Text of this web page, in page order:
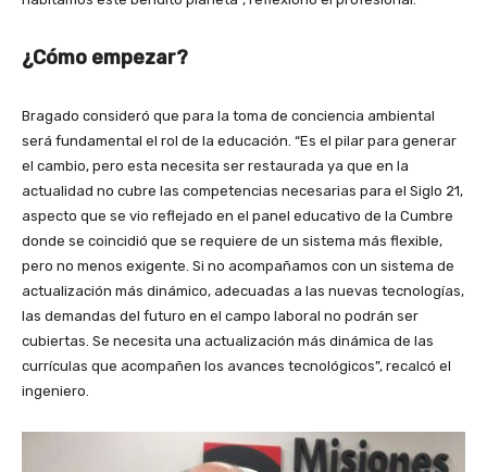
¿Cómo empezar?
Bragado consideró que para la toma de conciencia ambiental
será fundamental el rol de la educación. “Es el pilar para generar
el cambio, pero esta necesita ser restaurada ya que en la
actualidad no cubre las competencias necesarias para el Siglo 21,
aspecto que se vio reflejado en el panel educativo de la Cumbre
donde se coincidió que se requiere de un sistema más flexible,
pero no menos exigente. Si no acompañamos con un sistema de
actualización más dinámico, adecuadas a las nuevas tecnologías,
las demandas del futuro en el campo laboral no podrán ser
cubiertas. Se necesita una actualización más dinámica de las
currículas que acompañen los avances tecnológicos”, recalcó el
ingeniero.